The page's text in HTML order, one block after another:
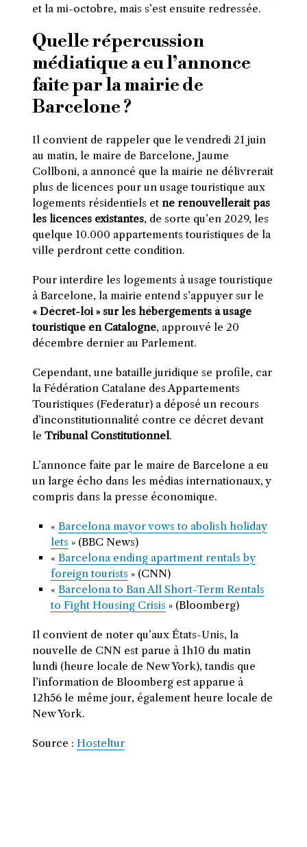
et la mi-octobre, mais s’est ensuite redressée.
Quelle répercussion
médiatique a eu l’annonce
faite par la mairie de
Barcelone ?
Il convient de rappeler que le vendredi 21 juin
au matin, le maire de Barcelone, Jaume
Collboni, a annoncé que la mairie ne délivrerait
plus de licences pour un usage touristique aux
logements résidentiels et ne renouvellerait pas
les licences existantes, de sorte qu’en 2029, les
quelque 10.000 appartements touristiques de la
ville perdront cette condition.
Pour interdire les logements à usage touristique
à Barcelone, la mairie entend s’appuyer sur le
« Décret-loi » sur les hébergements à usage
touristique en Catalogne, approuvé le 20
décembre dernier au Parlement.
Cependant, une bataille juridique se profile, car
la Fédération Catalane des Appartements
Touristiques (Federatur) a déposé un recours
d’inconstitutionnalité contre ce décret devant
le Tribunal Constitutionnel.
L’annonce faite par le maire de Barcelone a eu
un large écho dans les médias internationaux, y
compris dans la presse économique.
« Barcelona mayor vows to abolish holiday
lets » (BBC News)
« Barcelona ending apartment rentals by
foreign tourists » (CNN)
« Barcelona to Ban All Short-Term Rentals
to Fight Housing Crisis » (Bloomberg)
Il convient de noter qu’aux États-Unis, la
nouvelle de CNN est parue à 1h10 du matin
lundi (heure locale de New York), tandis que
l’information de Bloomberg est apparue à
12h56 le même jour, également heure locale de
New York.
Source : Hosteltur